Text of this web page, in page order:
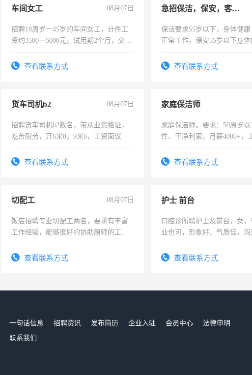
车间女工 08月07日
招聘18周岁一45岁的车间女工，计件工
资约3500一5000元，试用期2个月，交五
查看联系方式
急招保洁，保安，客服，工程
保洁要求55岁以下，身体健
正常工作，保安55岁以下身
录，客服要求45岁以下高中以
查看联系方式
货车司机b2 08月07日
招聘货车司机b2数名，带从业资格证，
吃苦耐劳，开6米8，9米6，工资面议
查看联系方式
家庭保洁师
家庭保洁师。要求：50周岁以
性、干净利索，月薪4000+，
太太等。查看联系方式
切配工 08月07日
饭店招聘专业切配工两名，要求有丰富
工作经验，能够很好的协助厨师的工
4500。查看联系方式
护士 前台
口腔诊所聘护士及前台，女
业也可，形象好，气质佳，沟
查看联系方式
一句话信息 招聘资讯 发布简历 企业入驻 会员中心
法律申明
联系我们